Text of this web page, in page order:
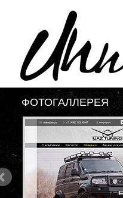
ФОТОГАЛЛЕРЕЯ